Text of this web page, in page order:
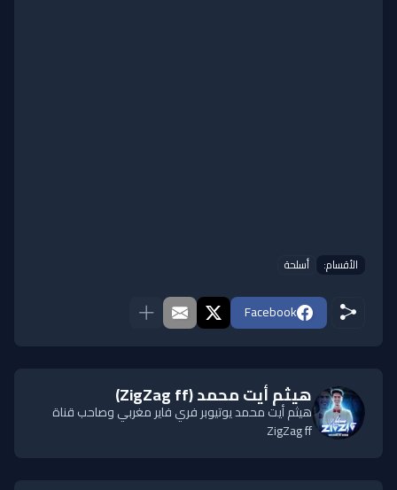
الأقسام: أسلحة
Facebook
هيثم أيت محمد (ZigZag ff)
هيثم أيت محمد يوتيوبر فري فاير مغربي وصاحب قناة
ZigZag ff